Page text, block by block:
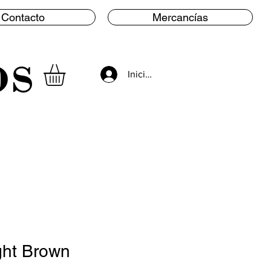
Contacto Mercancías
Iniciar sesión
Brown